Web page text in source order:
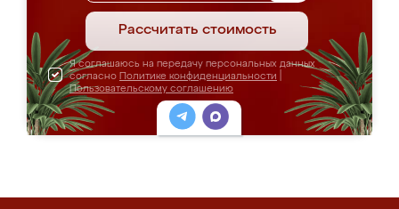
Рассчитать стоимость
Я соглашаюсь на передачу персональных данных
согласно Политике конфиденциальности
Пользовательскому соглашению